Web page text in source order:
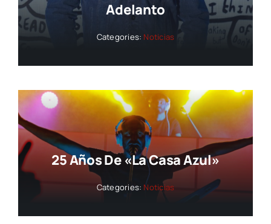
Adelanto
Categories: Noticias
25 Años De «La Casa Azul»
Categories: Noticias